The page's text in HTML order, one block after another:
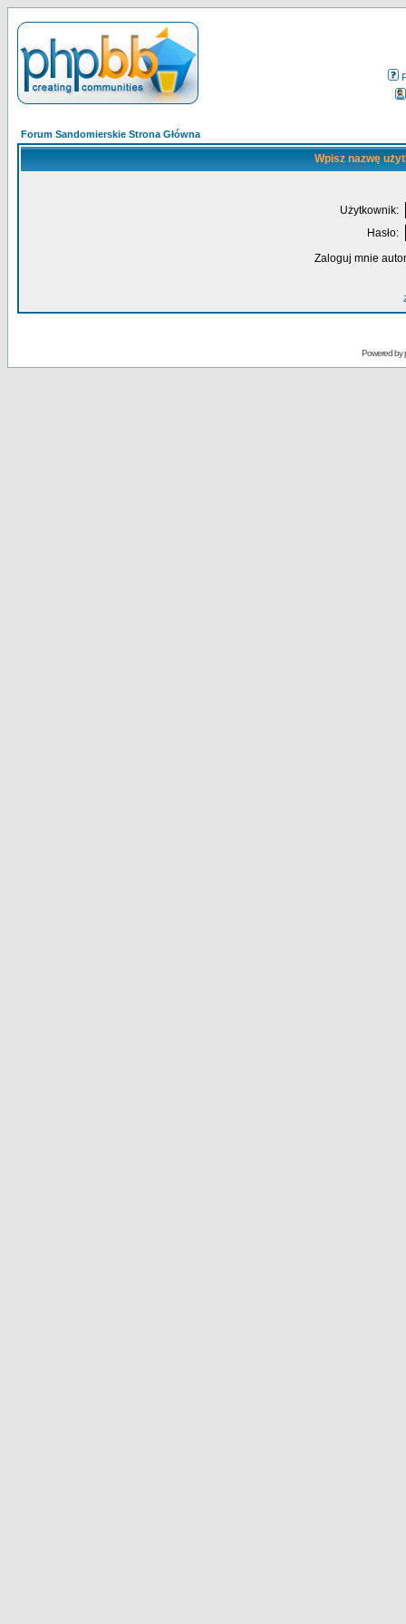
Forum Sandomierskie Strona Główna
Wpisz nazwę
Użytkownik:
Hasło:
Zaloguj mnie
Powered by